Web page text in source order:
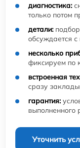
диагностика:
только потом
детали:
обсуждается
несколько
фиксируем по
встроенная
сразу
гарантия:
выполненного
Уточнить